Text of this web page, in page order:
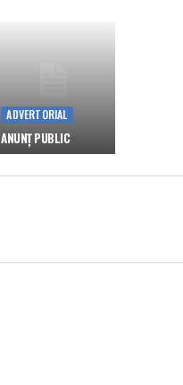
ADVERTORIAL
ANUNȚ PUBLIC